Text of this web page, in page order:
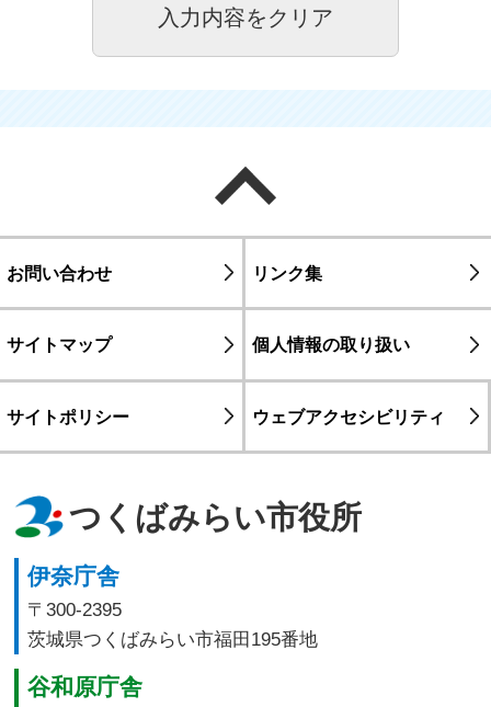
お問い合わせ リンク集
サイトマップ 個人情報の取り扱い
サイトポリシー ウェブアクセシビリティ
つくばみらい市役所
伊奈庁舎
〒300-2395
茨城県つくばみらい市福田195番地
谷和原庁舎